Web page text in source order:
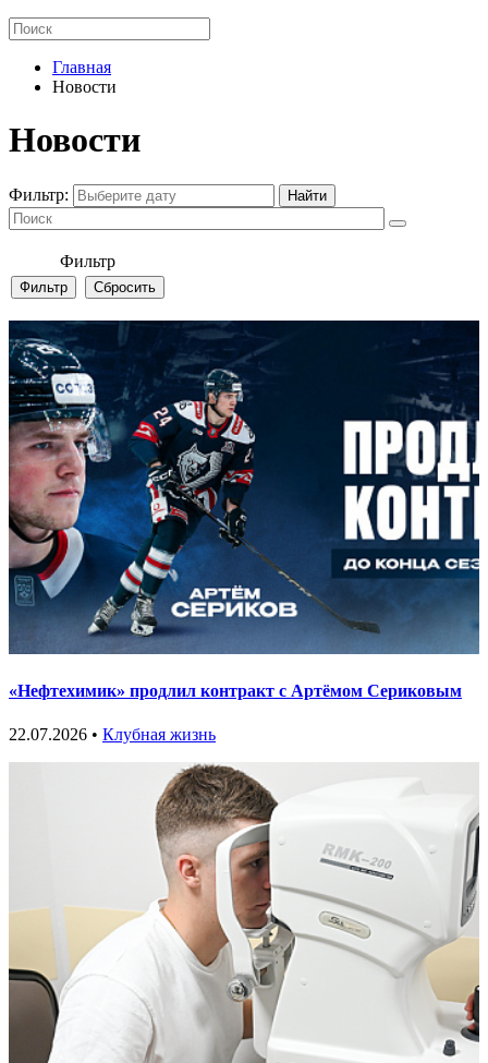
Главная
Новости
Новости
Фильтр:
Фильтр
«Нефтехимик» продлил контракт с Артёмом Сериковым
22.07.2026 • Клубная жизнь